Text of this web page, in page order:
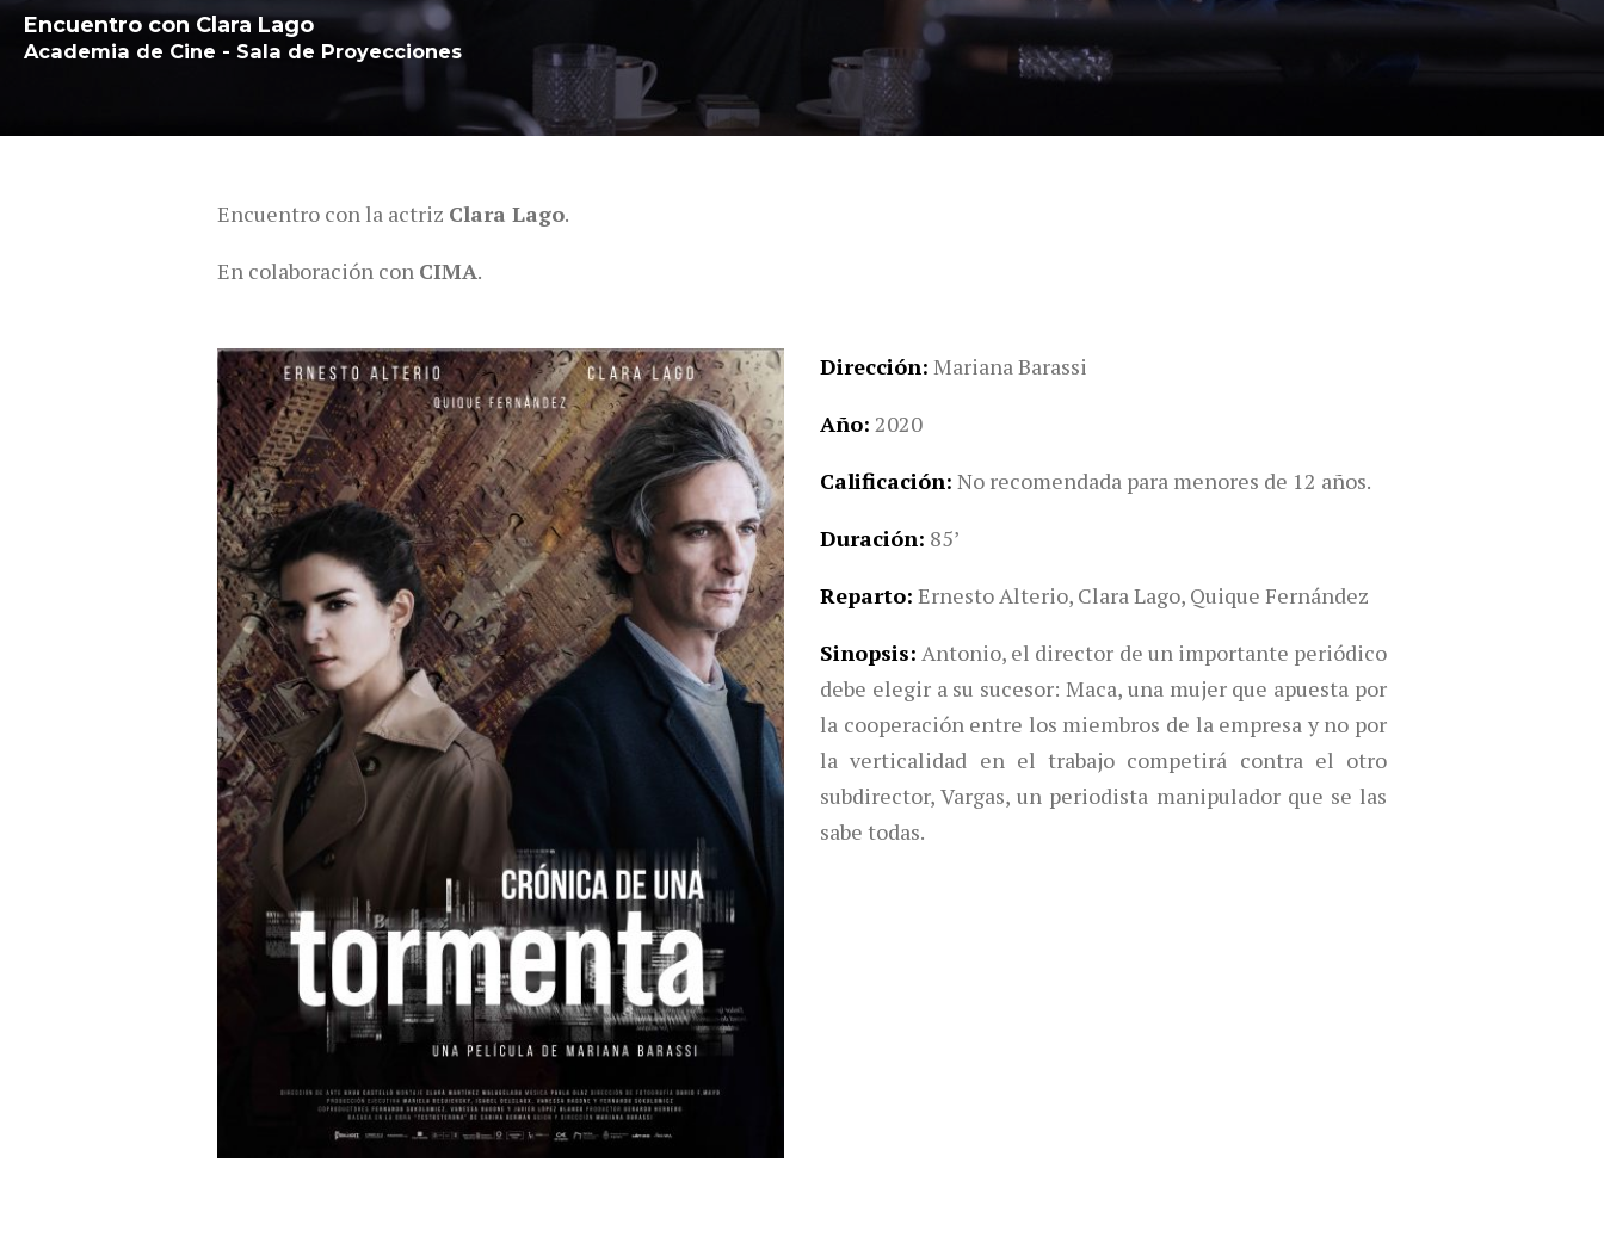
Encuentro con Clara Lago
Academia de Cine - Sala de Proyecciones
Encuentro con la actriz Clara Lago.
En colaboración con CIMA.
Dirección Mariana Barassi
Año 2020
Calificación No recomendada para menores de 12 años.
Duración 85’
Reparto Ernesto Alterio, Clara Lago, Quique Fernández
Sinopsis Antonio, el director de un importante periódico
debe elegir a su sucesor: Maca, una mujer que apuesta por
la cooperación entre los miembros de la empresa y no por
la verticalidad en el trabajo competirá contra el otro
subdirector, Vargas, un periodista manipulador que se las
sabe todas.